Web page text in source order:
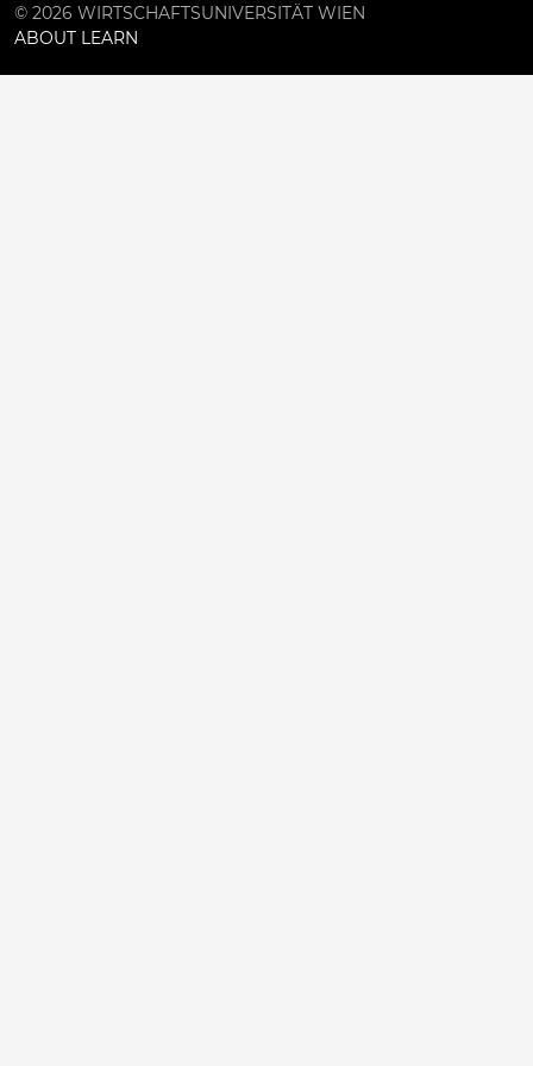
© 2026 WIRTSCHAFTSUNIVERSITÄT WIEN
ABOUT LEARN